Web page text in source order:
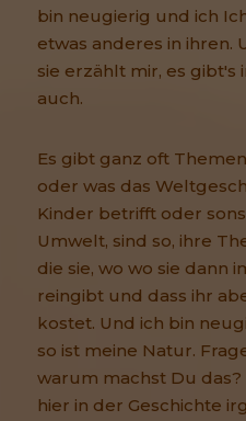
bin neugierig und ich
etwas anderes in ihren.
sie erzählt mir, es gibt's
auch.
Es gibt ganz oft
oder was das
Kinder betrifft oder
Umwelt, sind so, ihre
die sie, wo wo sie dann
reingibt und dass ihr
kostet. Und ich bin
so ist meine Natur.
warum machst Du
hier in der Geschichte